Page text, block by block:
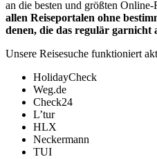
an die besten und größten Online-
allen Reiseportalen ohne
denen, die das regulär garnicht
Unsere Reisesuche funktioniert
HolidayCheck
Weg.de
Check24
L’tur
HLX
Neckermann
TUI